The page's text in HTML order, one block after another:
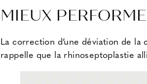
MIEUX
La correction d’une déviation de
rappelle que la rhinoseptoplastie